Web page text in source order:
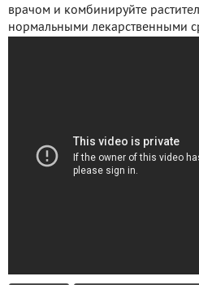
врачом и комбинируйте
нормальными лекарственными